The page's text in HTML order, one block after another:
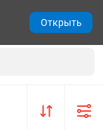
Открыть